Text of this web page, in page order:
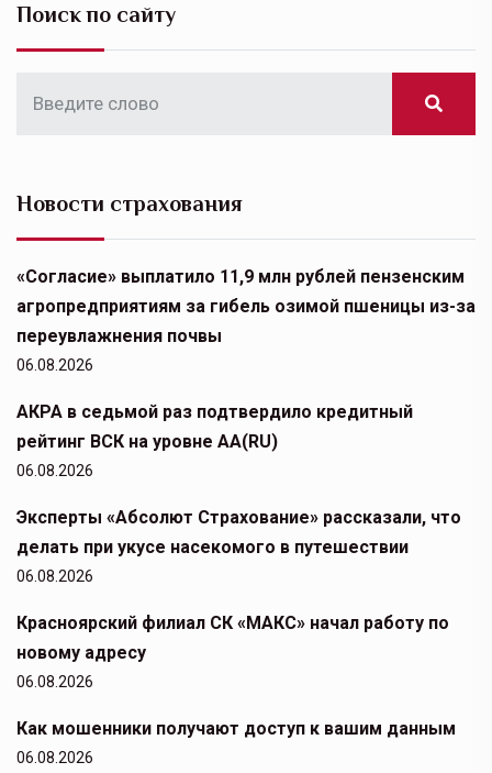
Поиск по сайту
Новости страхования
«Согласие» выплатило 11,9 млн рублей пензенским
агропредприятиям за гибель озимой пшеницы из-за
переувлажнения почвы
06.08.2026
АКРА в седьмой раз подтвердило кредитный
рейтинг ВСК на уровне АА(RU)
06.08.2026
Эксперты «Абсолют Страхование» рассказали, что
делать при укусе насекомого в путешествии
06.08.2026
Красноярский филиал СК «МАКС» начал работу по
новому адресу
06.08.2026
Как мошенники получают доступ к вашим данным
06.08.2026